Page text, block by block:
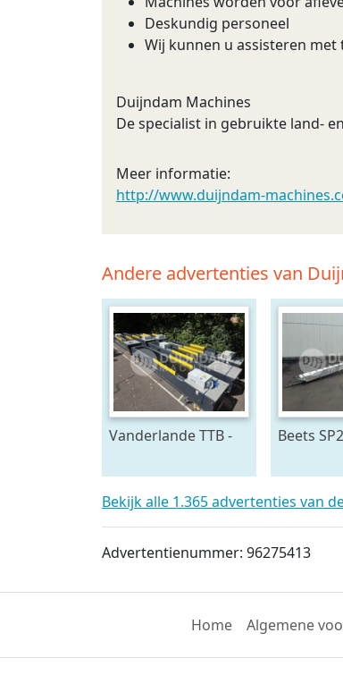
Deskundig personeel
Wij kunnen u assisteren
Duijndam Machines
De specialist in gebruikte land-
Meer informatie:
http://www.duijndam-
Andere advertenties van
Vanderlande TTB -
telescoopband 4
delig, 2400 x 80 cm
Beets
cm
Bekijk alle 1.365 advertenties van
Advertentienummer: 96275413
Home Algemene